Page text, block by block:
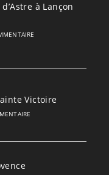
à Lançon
Victoire